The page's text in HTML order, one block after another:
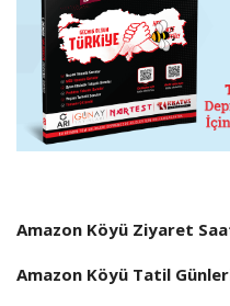
Amazon Köyü Ziyaret
Amazon Köyü Tatil